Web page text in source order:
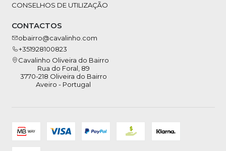
CONSELHOS DE UTILIZAÇÃO
CONTACTOS
obairro@cavalinho.com
+351928100823
Cavalinho Oliveira do Bairro
Rua do Foral, 89
3770-218 Oliveira do Bairro
Aveiro - Portugal